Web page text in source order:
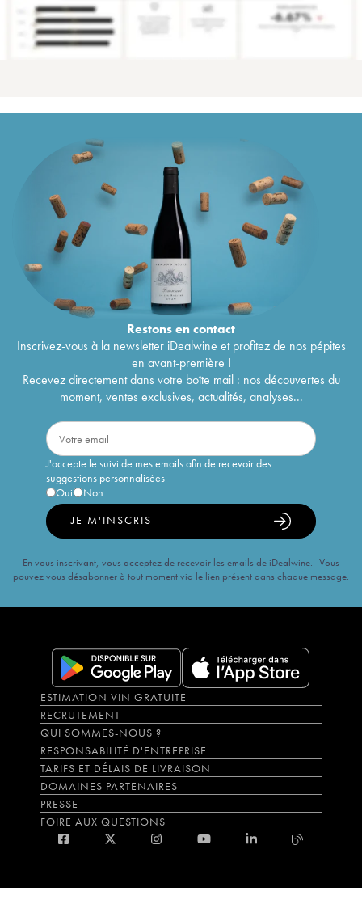
Restons encontact
Inscrivez-vous à la newsletter iDealwine et profitez de nos pépites
en avant-première !
Recevez directement dans votre boîte mail : nos découvertes du
moment, ventes exclusives, actualités, analyses...
J'accepte le suivi de mes emails afin de recevoir des
suggestions personnalisées
Oui
Non
JE M'INSCRIS
En vous inscrivant, vous acceptez de recevoir les emails de iDealwine. Vous
pouvez vous désabonner à tout moment via le lien présent dans chaque message.
ESTIMATION VIN GRATUITE
RECRUTEMENT
QUI SOMMES-NOUS ?
RESPONSABILITÉ D'ENTREPRISE
TARIFS ET DÉLAIS DE LIVRAISON
DOMAINES PARTENAIRES
PRESSE
FOIRE AUX QUESTIONS